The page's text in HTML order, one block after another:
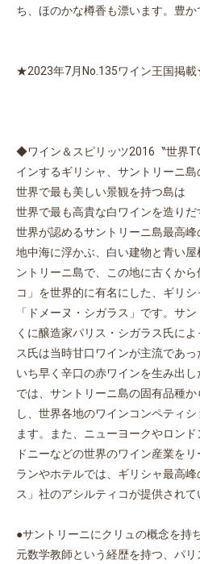
ち、ほのかな樽香も漂います。豊か
★2023年7月No.135ワイン王国掲
◆ワイン＆スピリッツ2016〝世界
インするギリシャ、サントリーニ
世界で最も美しい景観を持つ島は
世界で最も高貴な白ワインを造りだ
世界が認めるサントリーニ島最高峰
地中海に浮かぶ、白い建物と青い
ントリーニ島で、この地に古くか
コ」を世界的に有名にした、ギリ
「ドメーヌ・シガラス」です。サ
くに醸造家パリス・シガラス氏に
ス氏は当時甘口ワインが主流であっ
いち早く辛口の赤ワインを生み出
では、サントリーニ島の固有品種
し、世界各地のワインコンペティ
ます。また、ニューヨークやロン
ドニーなどの世界のワイン産業を
ランやホテルでは、ギリシャ最高
ス」社のアシルティコが提供されて
●サントリーニにクリュの概念を持
元数学教師という経歴を持つ、パ